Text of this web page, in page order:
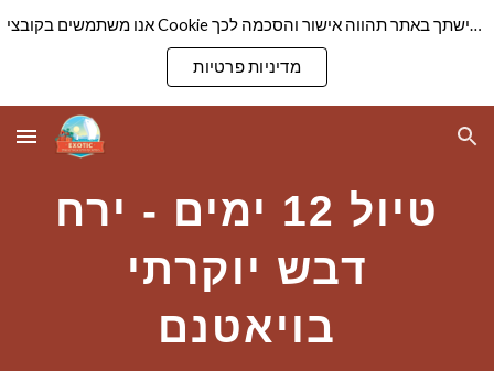
Skip to main content Skip to navigation
אנו משתמשים בקובצי Cookie כדי להבטיח שנספק לך את חוויית הגלישה הטובה ביותר באתר שלנו. המשך גלישתך באתר תהווה אישור והסכמה לכך
מדיניות פרטיות
טיול 12 ימים - ירח
דבש יוקרתי
בויאטנם